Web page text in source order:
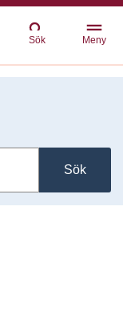
Sök Meny
Sök